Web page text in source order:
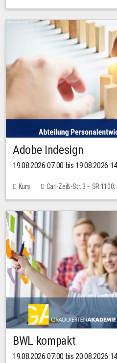
Adobe Indesign
19.08.2026 07:00 bis 19.08.2026
Kurs Carl-Zeiß-Str. 3 – SR 1100,
BWL kompakt
19.08.2026 07:00 bis 20.08.2026